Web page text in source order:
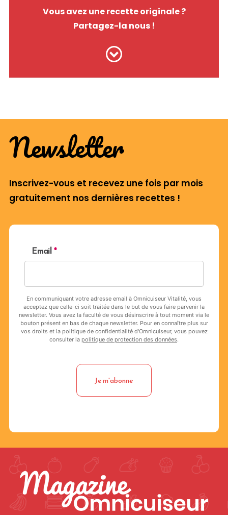
Vous avez une recette originale ?
Partagez-la nous !
Newsletter
Inscrivez-vous et recevez une fois par mois
gratuitement nos dernières recettes !